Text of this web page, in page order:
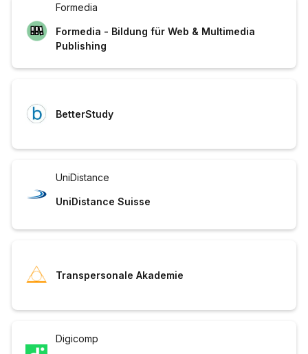
Formedia
Formedia - Bildung für Web & Multimedia
Publishing
BetterStudy
UniDistance
UniDistance Suisse
Transpersonale Akademie
Digicomp